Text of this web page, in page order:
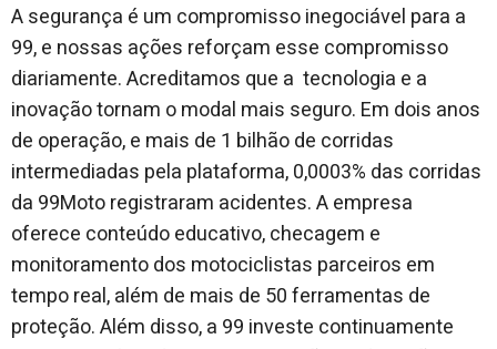
A segurança é um compromisso inegociável para a
99, e nossas ações reforçam esse compromisso
diariamente. Acreditamos que a tecnologia e a
inovação tornam o modal mais seguro. Em dois anos
de operação, e mais de 1 bilhão de corridas
intermediadas pela plataforma, 0,0003% das corridas
da 99Moto registraram acidentes. A empresa
oferece conteúdo educativo, checagem e
monitoramento dos motociclistas parceiros em
tempo real, além de mais de 50 ferramentas de
proteção. Além disso, a 99 investe continuamente